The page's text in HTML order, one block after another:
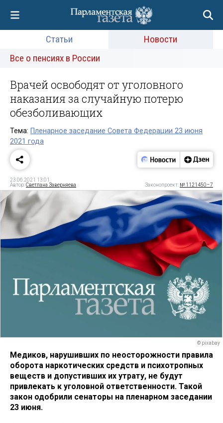
Статьи
Новости
Все о пенсиях в России
Врачей освободят от уголовного
наказания за случайную потерю
обезболивающих
Тема: Пленарное заседание Совета Федерации 23 июня
2021 года
23.06.2021 13:01
Автор:Светлана Заверняева Законопроект: № 1121450–7
© pixabay
Медиков, нарушивших по неосторожности правила
оборота наркотических средств и психотропных
веществ и допустивших их утрату, не будут
привлекать к уголовной ответственности. Такой
закон одобрили сенаторы на пленарном заседании
23 июня.